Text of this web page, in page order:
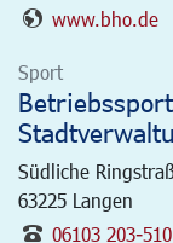
www.bho.de
Sport
Südliche
63225 Langen
06103 203-510